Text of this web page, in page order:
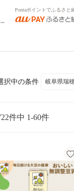
Pontaポイントでふるさと
択中の条件 岐阜県瑞
件中 1-60件